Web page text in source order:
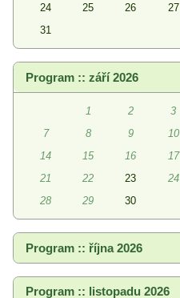
24
25 26 27
31
Program :: září 2026
1 2 3
7
8 9 10
14
15 16 17
21
22 23 24
28
29 30
Program :: října 2026
Program :: listopadu 2026